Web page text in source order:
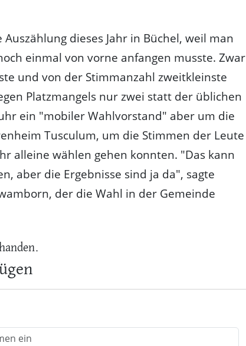
dieses Jahr in Büchel, weil man
einmal von vorne anfangen musste. Zwar
und von der Stimmanzahl zweitkleinste
Platzmangels nur zwei statt der üblichen
ein "mobiler Wahlvorstand" aber um die
Tusculum, um die Stimmen der Leute
alleine wählen gehen konnten. "Das kann
aber die Ergebnisse sind ja da", sagte
der die Wahl in der Gemeinde